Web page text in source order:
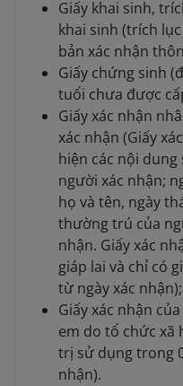
Giấy khai sinh,
khai sinh (trích
bản xác nhận
Giấy chứng sinh
tuổi chưa được
Giấy xác nhận
xác nhận (Giấy
hiện các nội dung
người xác nhận;
họ và tên, ngày
thường trú của
nhận. Giấy xác
giáp lai và chỉ có
từ ngày xác nhận);
Giấy xác nhận
em do tổ chức xã
trị sử dụng trong
nhận).